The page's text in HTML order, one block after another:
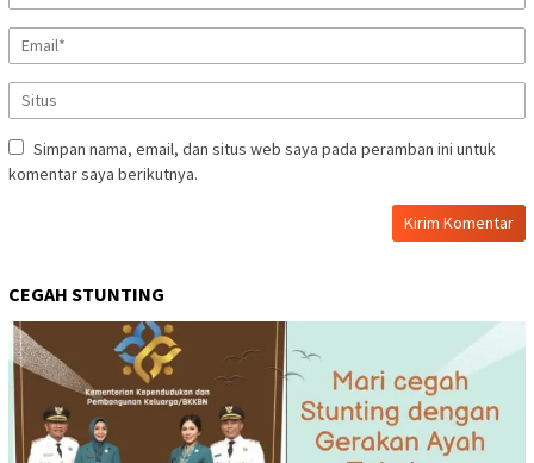
Simpan nama, email, dan situs web saya pada peramban ini untuk
komentar saya berikutnya.
CEGAH STUNTING